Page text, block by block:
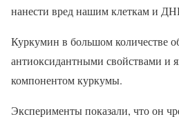
нанести вред нашим клеткам и
Куркумин в большом количестве
антиоксидантными свойствами и
компонентом куркумы.
Эксперименты показали, что он